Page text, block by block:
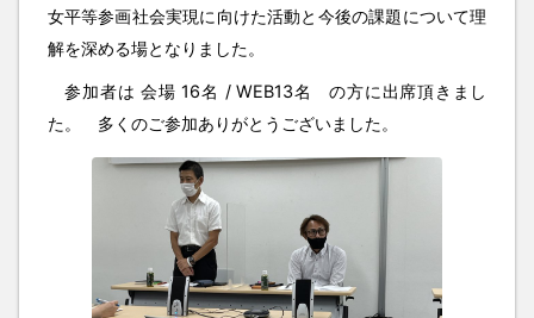
女平等参画社会実現に向けた活動と今後の課題について理
解を深める場となりました。
参加者は 会場 16名 / WEB13名 の方に出席頂きまし
た。 多くのご参加ありがとうございました。